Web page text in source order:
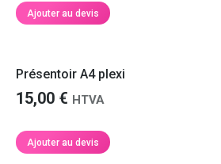
Ajouter au devis
Présentoir A4 plexi
15,00 € HTVA
Ajouter au devis